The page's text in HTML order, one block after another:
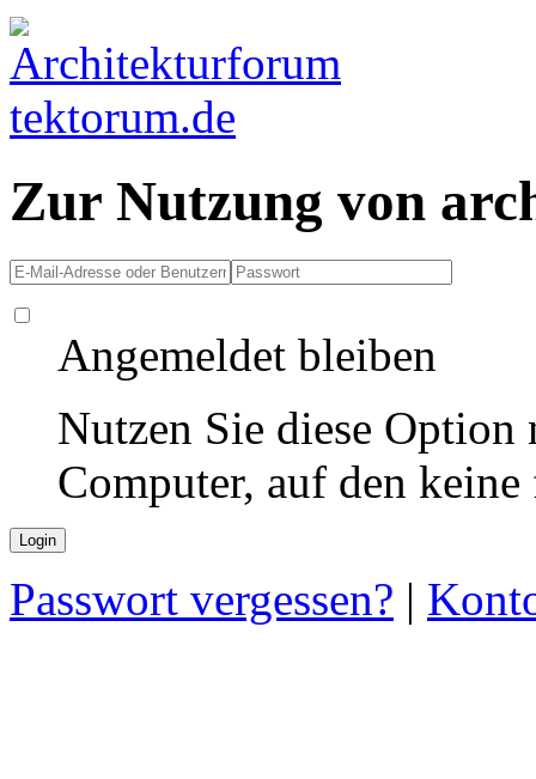
Zur Nutzung von
Angemeldet bleiben
Nutzen Sie diese
Computer, auf den
Passwort vergessen? |